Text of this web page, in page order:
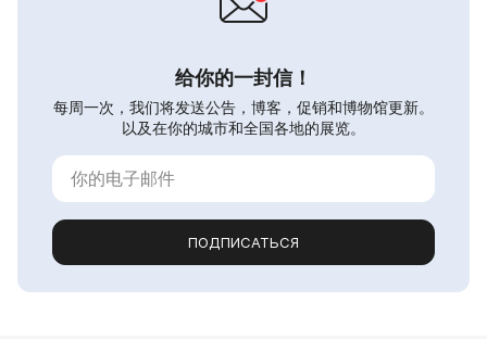
给你的一封信！
每周一次，我们将发送公告，博客，促销和博物馆更新。
以及在你的城市和全国各地的展览。
ПОДПИСАТЬСЯ